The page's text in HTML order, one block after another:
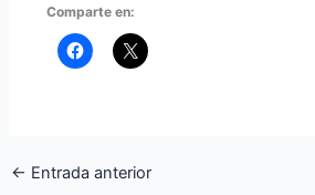
Comparte en:
← Entrada anterior